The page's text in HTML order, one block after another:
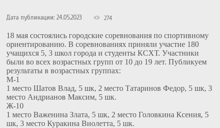
Дата публикации: 24.05.2023 274
18 мая состоялись городские соревнования по спортивному
ориентированию. В соревнованиях приняли участие 180
учащихся 5, 3 школ города и студенты КСХТ. Участники
были во всех возрастных групп от 10 до 19 лет. Публикуем
результаты в возрастных группах:
М-1
1 место Шатов Влад, 5 шк, 2 место Татаринов Федор, 5 шк, 3
место Андрианов Максим, 5 шк.
Ж-10
1 место Важенина Злата, 5 шк, 2 место Головкина Ксения, 5
шк, 3 место Куракина Виолетта, 5 шк.